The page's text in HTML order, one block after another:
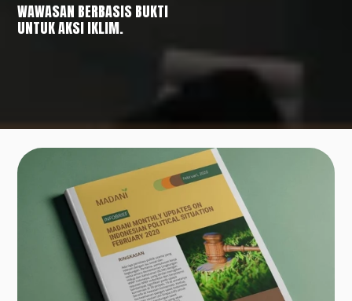
WAWASAN BERBASIS BUKTI
UNTUK AKSI IKLIM.